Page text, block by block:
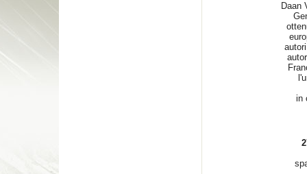
Daan
in